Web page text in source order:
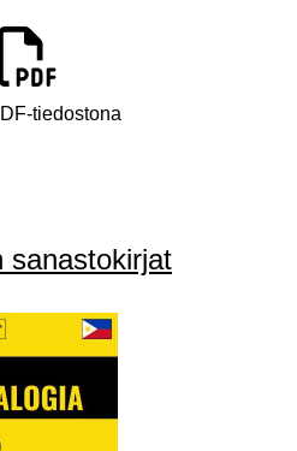
tiedostona
sanastokirjat